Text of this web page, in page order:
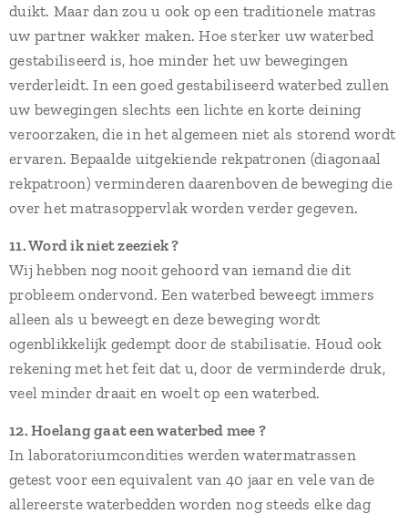
duikt. Maar dan zou u ook op een traditionele matras
uw partner wakker maken. Hoe sterker uw waterbed
gestabiliseerd is, hoe minder het uw bewegingen
verderleidt. In een goed gestabiliseerd waterbed zullen
uw bewegingen slechts een lichte en korte deining
veroorzaken, die in het algemeen niet als storend wordt
ervaren. Bepaalde uitgekiende rekpatronen (diagonaal
rekpatroon) verminderen daarenboven de beweging die
over het matrasoppervlak worden verder gegeven.
11. Word ik niet zeeziek ?
Wij hebben nog nooit gehoord van iemand die dit
probleem ondervond. Een waterbed beweegt immers
alleen als u beweegt en deze beweging wordt
ogenblikkelijk gedempt door de stabilisatie. Houd ook
rekening met het feit dat u, door de verminderde druk,
veel minder draait en woelt op een waterbed.
12. Hoelang gaat een waterbed mee ?
In laboratoriumcondities werden watermatrassen
getest voor een equivalent van 40 jaar en vele van de
allereerste waterbedden worden nog steeds elke dag